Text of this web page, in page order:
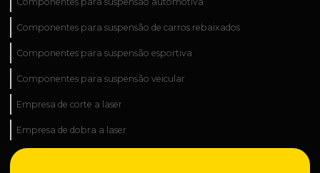
Componentes para suspensão de carros rebaixados
Componentes para suspensão esportiva
Componentes para suspensão veicular
Empresa de corte a laser
Empresa de dobra a laser